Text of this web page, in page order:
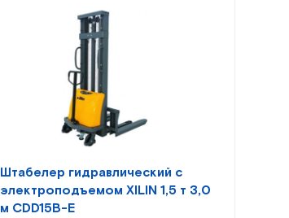
Штабелер гидравлический с
электроподъемом XILIN 1,5 т 3,0
м CDD15B-E